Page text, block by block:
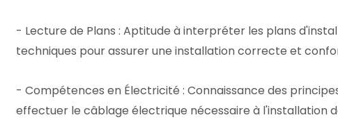
- Lecture de Plans : Aptitude à interpréter les plans
techniques pour assurer une installation correcte et
- Compétences en Électricité : Connaissance des
effectuer le câblage électrique nécessaire à l'installation